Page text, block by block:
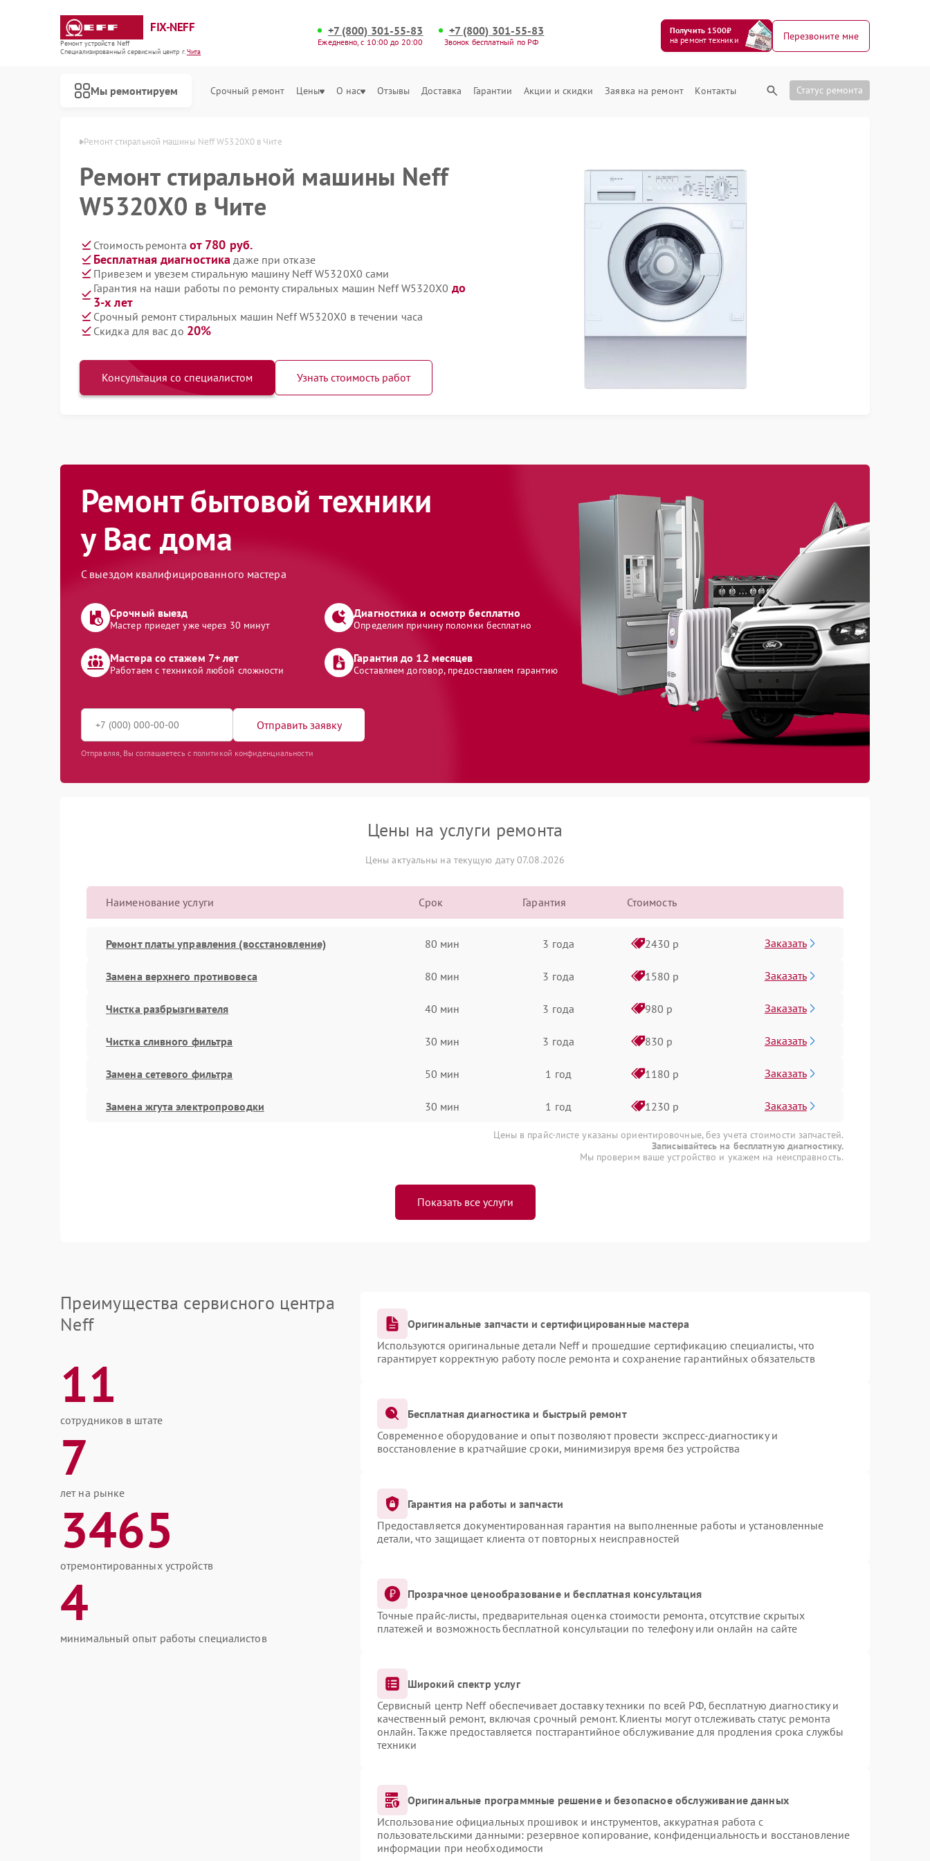
FIX-NEFF
Ремонт устройств Neff
Специализированный cервисный центр г.Чита
+7 (800) 301-55-83
Ежедневно, с 10:00 до 20:00
+7 (800) 301-55-83
Звонок бесплатный по РФ
Получить 1500₽
на ремонт техники
Перезвоните мне
Мы ремонтируем Срочный ремонт Цены О нас Отзывы Доставка Гарантии Акции и скидки Заявка на ремонт Контакты Статус ремонта
машин Neff в Чите Ремонт стиральной машины Neff W5320X0 в Чите
Ремонт стиральной машины Neff
W5320X0 в Чите
Стоимость ремонта от 780 руб.
Бесплатная диагностика даже при отказе
Привезем и увезем стиральную машину Neff W5320X0 сами
Гарантия на наши работы по ремонту стиральных машин Neff W5320X0 до
3-х лет
Срочный ремонт стиральных машин Neff W5320X0 в течении часа
Скидка для вас до 20%
Консультация со специалистом Узнать стоимость работ
Ремонт бытовой техники
у Вас дома
С выездом квалифицированного мастера
Срочный выезд
Мастер приедет уже через 30 минут
Диагностика и осмотр бесплатно
Определим причину поломки бесплатно
Мастера со стажем 7+ лет
Работаем с техникой любой сложности
Гарантия до 12 месяцев
Составляем договор, предоставляем гарантию
Отправить заявку
Отправляя, Вы соглашаетесь с политикой конфиденциальности
Цены на услуги ремонта
Цены актуальны на текущую дату 07.08.2026
Наименование услуги Срок Гарантия Стоимость
Ремонт платы управления (восстановление) 80 мин 3 года 2430 р Заказать
Замена верхнего противовеса 80 мин 3 года 1580 р Заказать
Чистка разбрызгивателя 40 мин 3 года 980 р Заказать
Чистка сливного фильтра 30 мин 3 года 830 р Заказать
Замена сетевого фильтра 50 мин 1 год 1180 р Заказать
Замена жгута электропроводки 30 мин 1 год 1230 р Заказать
Цены в прайс-листе указаны ориентировочные, без учета стоимости запчастей.
Записывайтесь на бесплатную диагностику.
Мы проверим ваше устройство и укажем на неисправность.
Показать все услуги
Преимущества сервисного центра
Neff
11
сотрудников в штате
7
лет на рынке
3465
отремонтированных устройств
4
минимальный опыт работы специалистов
Оригинальные запчасти и сертифицированные мастера
Используются оригинальные детали Neff и прошедшие сертификацию специалисты, что
гарантирует корректную работу после ремонта и сохранение гарантийных обязательств
Бесплатная диагностика и быстрый ремонт
Современное оборудование и опыт позволяют провести экспресс-диагностику и
восстановление в кратчайшие сроки, минимизируя время без устройства
Гарантия на работы и запчасти
Предоставляется документированная гарантия на выполненные работы и установленные
детали, что защищает клиента от повторных неисправностей
Прозрачное ценообразование и бесплатная консультация
Точные прайс-листы, предварительная оценка стоимости ремонта, отсутствие скрытых
платежей и возможность бесплатной консультации по телефону или онлайн на сайте
Широкий спектр услуг
Сервисный центр Neff обеспечивает доставку техники по всей РФ, бесплатную диагностику и
качественный ремонт, включая срочный ремонт. Клиенты могут отслеживать статус ремонта
онлайн. Также предоставляется постгарантийное обслуживание для продления срока службы
техники
Оригинальные программные решение и безопасное обслуживание данных
Использование официальных прошивок и инструментов, аккуратная работа с
пользовательскими данными: резервное копирование, конфиденциальность и восстановление
информации при необходимости